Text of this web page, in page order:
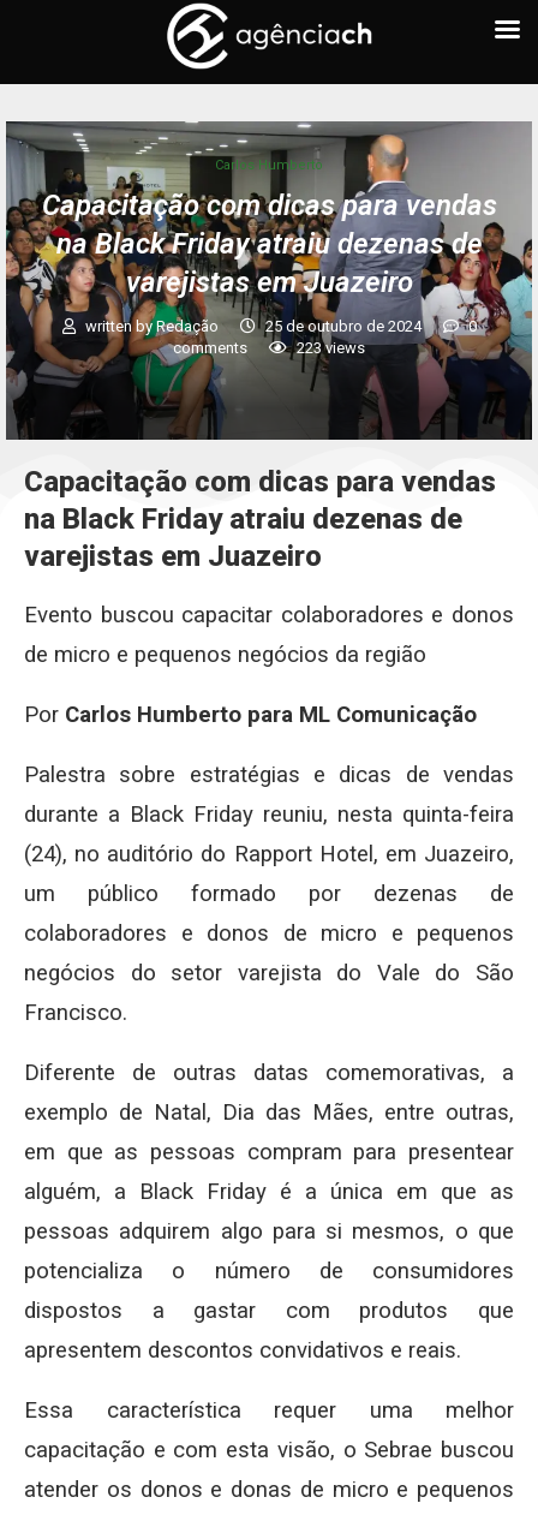
Carlos Humberto
Capacitação com dicas para vendas
na Black Friday atraiu dezenas de
varejistas em Juazeiro
written byRedação 25 de outubro de 2024
0
comments
223views
Capacitação com dicas para vendas
na Black Friday atraiu dezenas de
varejistas em Juazeiro
Evento buscou capacitar colaboradores e donos
de micro e pequenos negócios da região
Por Carlos Humberto para ML Comunicação
Palestra sobre estratégias e dicas de vendas
durante a Black Friday reuniu, nesta quinta-feira
(24), no auditório do Rapport Hotel, em Juazeiro,
um público formado por dezenas de
colaboradores e donos de micro e pequenos
negócios do setor varejista do Vale do São
Francisco.
Diferente de outras datas comemorativas, a
exemplo de Natal, Dia das Mães, entre outras,
em que as pessoas compram para presentear
alguém, a Black Friday é a única em que as
pessoas adquirem algo para si mesmos, o que
potencializa o número de consumidores
dispostos a gastar com produtos que
apresentem descontos convidativos e reais.
Essa característica requer uma melhor
capacitação e com esta visão, o Sebrae buscou
atender os donos e donas de micro e pequenos